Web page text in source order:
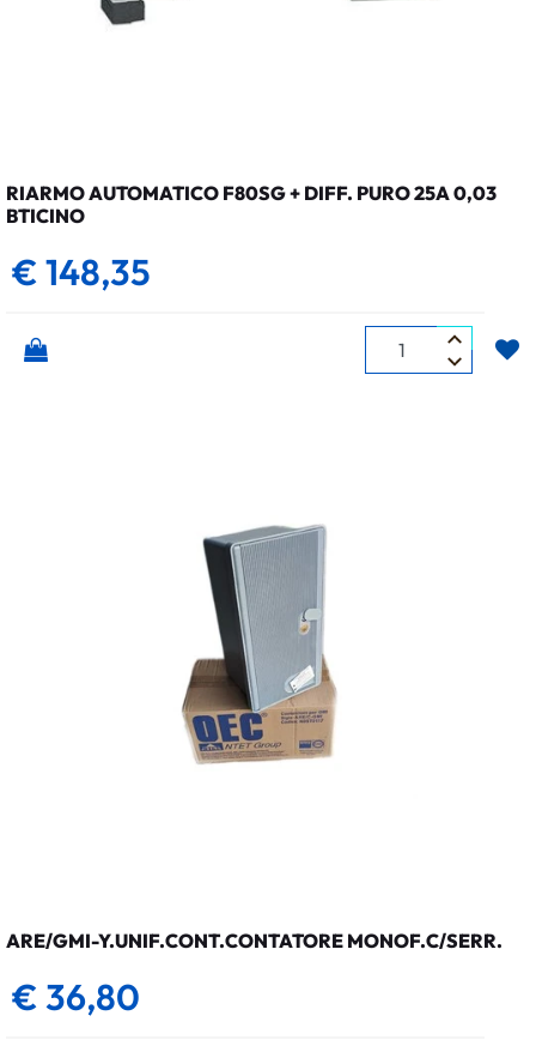
RIARMO AUTOMATICO F80SG + DIFF. PURO 25A 0,03
BTICINO
€ 148,35
Quantità
ARE/GMI-Y.UNIF.CONT.CONTATORE MONOF.C/SERR.
€ 36,80